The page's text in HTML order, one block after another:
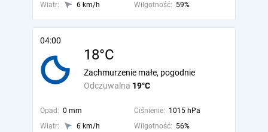
Wiatr:
6 km/h Wilgotność: 59%
04:00
18°C
Odczuwalna 19°C
Zachmurzenie małe, pogodnie
Opad: 0 mm Ciśnienie: 1015 hPa
Wiatr:
6 km/h Wilgotność: 56%